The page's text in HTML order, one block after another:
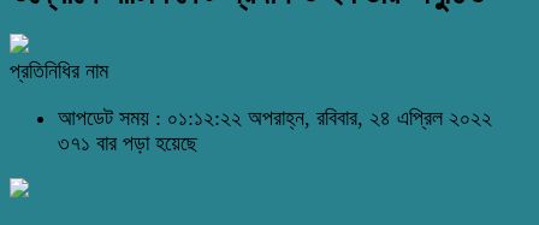
প্রতিনিধির নাম
আপডেট সময় : ০১:১২:২২ অপরাহ্ন, রবিবার, ২৪ এপ্রিল ২০২২
৩৭১ বার পড়া হয়েছে